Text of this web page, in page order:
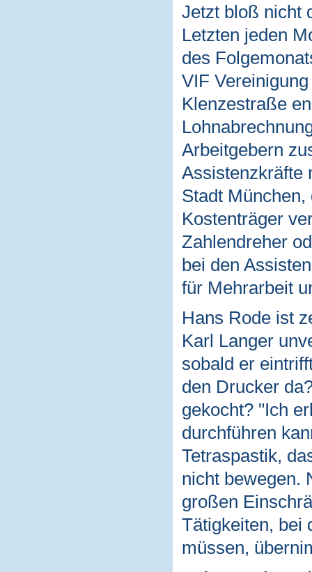
Jetzt bloß nicht
Letzten jeden
des
VIF
Klenzestraße
Arbeitgebern
Assistenzkräfte
Stadt
Kostenträger
Zahlendreher
bei den
für Mehrarbeit
Hans Rode ist
Karl Langer
sobald er
den Drucker
gekocht? "Ich
durchführen
Tetraspastik,
nicht bewegen.
großen
Tätigkeiten, bei
müssen,